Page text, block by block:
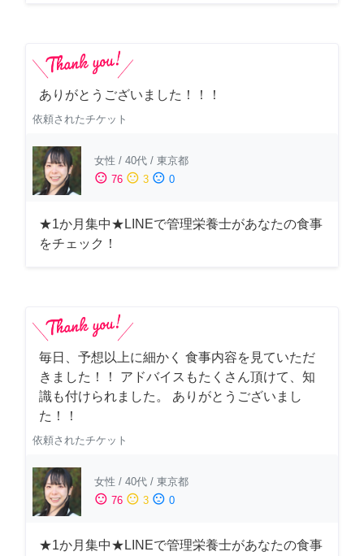
ありがとうございました！！！
依頼されたチケット
女性 / 40代 / 東京都
sentiment_satisfied 76 sentiment_neutral 3 sentiment_dissatisfied 0
★1か月集中★LINEで管理栄養士があなたの食事
をチェック！
毎日、予想以上に細かく 食事内容を見ていただ
きました！！ アドバイスもたくさん頂けて、知
識も付けられました。 ありがとうございまし
た！！
依頼されたチケット
女性 / 40代 / 東京都
sentiment_satisfied 76 sentiment_neutral 3 sentiment_dissatisfied 0
★1か月集中★LINEで管理栄養士があなたの食事